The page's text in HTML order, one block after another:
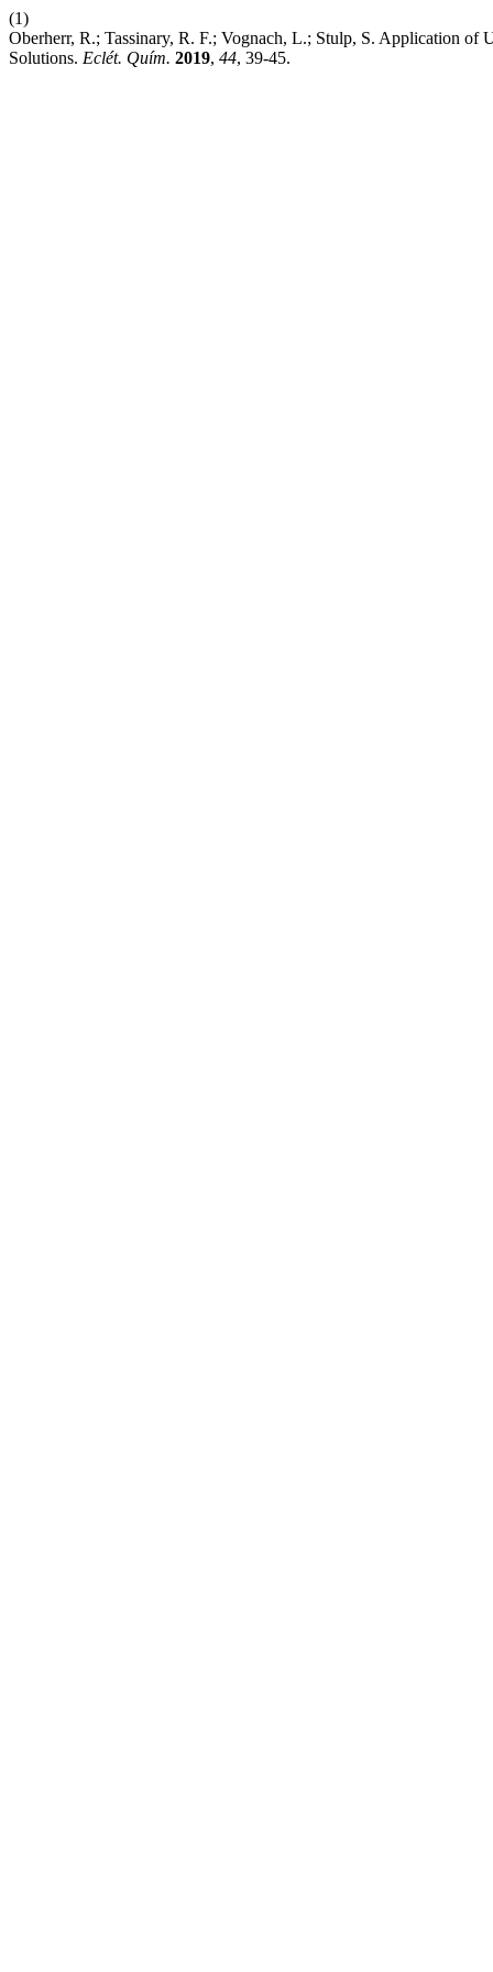
(1)
Oberherr, R.; Tassinary, R. F.; Vognach, L.; Stulp, S. Application
Solutions. Eclét. Quím. 2019, 44, 39-45.